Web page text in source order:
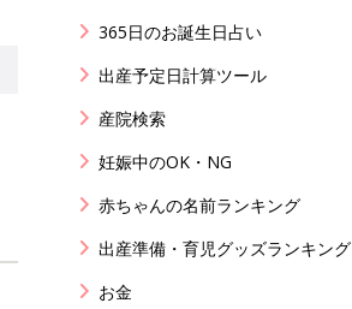
365日のお誕生日占い
出産予定日計算ツール
産院検索
妊娠中のOK・NG
赤ちゃんの名前ランキング
出産準備・育児グッズランキング
お金